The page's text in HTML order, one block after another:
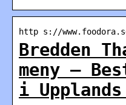
http s://
Bredden
meny –
i Upplands